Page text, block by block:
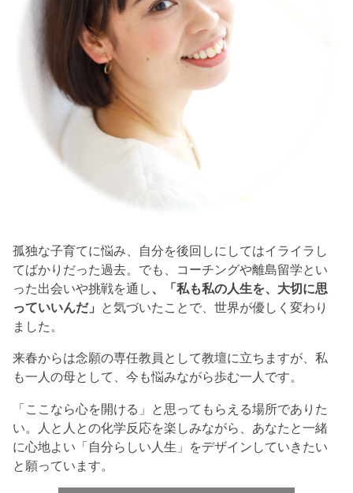
孤独な子育てに悩み、自分を後回しにしてはイライラし
てばかりだった過去。でも、コーチングや離島留学とい
った出会いや挑戦を通し、「私も私の人生を、大切に思
っていいんだ」 と気づいたことで、世界が優しく変わり
ました。
来春からは念願の専任教員として教壇に立ちますが、私
も一人の母として、今も悩みながら歩む一人です。
「ここなら心を開ける」と思ってもらえる場所でありた
い。人と人との化学反応を楽しみながら、あなたと一緒
に心地よい「自分らしい人生」をデザインしていきたい
と願っています。